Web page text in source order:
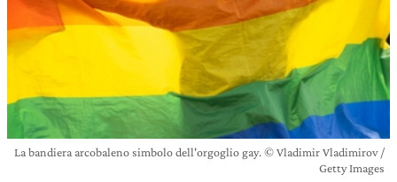
La bandiera arcobaleno simbolo dell'orgoglio gay. © Vladimir Vladimirov /
Getty Images